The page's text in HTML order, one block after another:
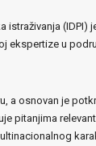
istraživanja (IDPI)
ekspertize u
a osnovan je
pitanjima